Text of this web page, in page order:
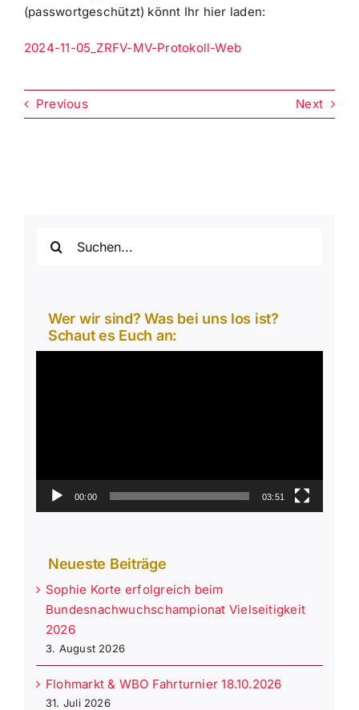
(passwortgeschützt) könnt Ihr hier laden:
2024-11-05_ZRFV-MV-Protokoll-Web
Previous Next
nach:
Wer wir sind? Was bei uns los ist?
Schaut es Euch an:
00:00 03:51
Neueste Beiträge
Sophie Korte erfolgreich beim
Bundesnachwuchschampionat Vielseitigkeit
2026
3. August 2026
Flohmarkt & WBO Fahrturnier 18.10.2026
31. Juli 2026